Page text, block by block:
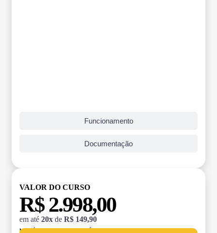
Funcionamento
Documentação
VALOR DO CURSO
R$ 2.998,00
em até 20x de R$ 149,90
MATRÍCULA: